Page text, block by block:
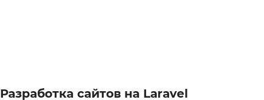
Разработка сайтов на Laravel